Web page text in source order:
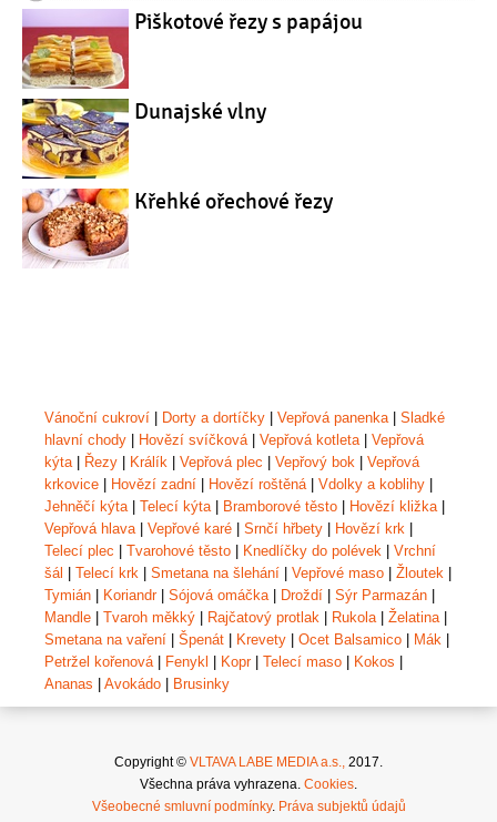
Piškotové řezy s papájou
Dunajské vlny
Křehké ořechové řezy
Vánoční cukroví Dorty a dortíčky Vepřová panenka| Sladké
hlavní chody
Hovězí svíčková| Vepřová kotleta| Vepřová
kýta| Řezy Králík Vepřová plec Vepřový bok
Vepřová
krkovice
Hovězí zadní Hovězí roštěná| Vdolky a koblihy
Jehněčí kýta| Telecí kýta| Bramborové těsto Hovězí kližka|
Vepřová hlava| Vepřové karé Srnčí hřbety Hovězí krk
Telecí plec
Tvarohové těsto Knedlíčky do polévek
Vrchní
šál
Telecí krk Smetana na šlehání Vepřové maso Žloutek
Tymián
Koriandr| Sójová omáčka| Droždí Sýr Parmazán
Mandle
Tvaroh měkký Rajčatový protlak Rukola| Želatina|
Smetana na vaření
Špenát Krevety Ocet Balsamico Mák
Petržel kořenová| Fenykl Kopr| Telecí maso Kokos
Ananas
Avokádo Brusinky
Copyright © VLTAVA LABE MEDIA a.s., 2017.
Všechna práva vyhrazena. Cookies.
Všeobecné smluvní podmínky. Práva subjektů údajů